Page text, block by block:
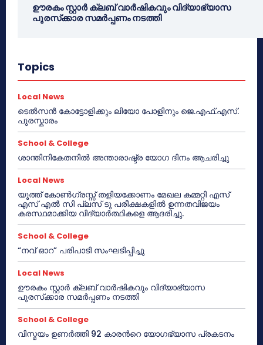
ഊരകം സ്റ്റാർ ക്ലബ് വാർഷികവും വിദ്യാഭ്യാസ
പുരസ്‌ക്കാര സമർപ്പണം നടത്തി
Topics
Local News
ടെൽസൻ കോട്ടോളിക്കും ലിയോ പോളിനും ജെ.എഫ്.എസ്.
പുരസ്കാരം
School & College
ശാന്തിനികേതനിൽ അന്താരാഷ്ട്ര യോഗ ദിനം ആചരിച്ചു
Local News
യൂത്ത് കോൺഗ്രസ്സ് തളിയക്കോണം മേഖല കമ്മറ്റി എസ്
എസ് എൽ സി പ്ലസ് ടു പരീക്ഷകളിൽ ഉന്നതവിജയം
കരസ്ഥമാക്കിയ വിദ്യാർത്ഥികളെ ആദരിച്ചു.
School & College
“നവ് ഓറ” പരിപാടി സംഘടിപ്പിച്ചു
Local News
ഊരകം സ്റ്റാർ ക്ലബ് വാർഷികവും വിദ്യാഭ്യാസ
പുരസ്‌ക്കാര സമർപ്പണം നടത്തി
School & College
വിസ്മയം ഉണർത്തി 92 കാരൻറെ യോഗഭ്യാസ പ്രകടനം